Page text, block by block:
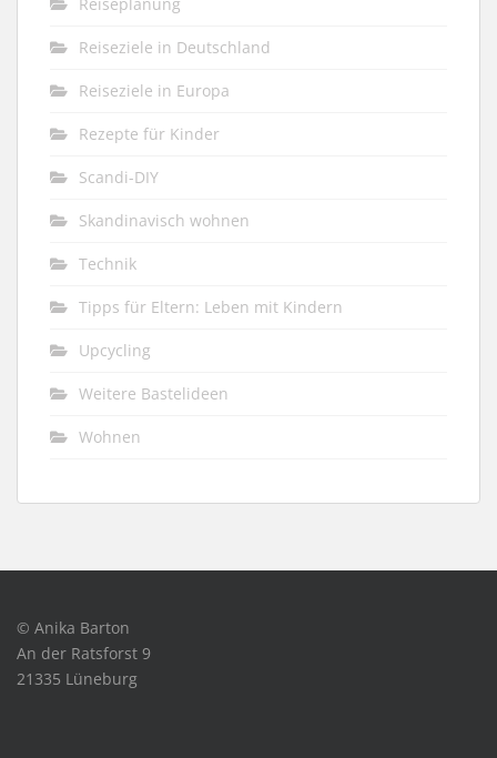
Reiseziele in Deutschland
Reiseziele in Europa
Rezepte für Kinder
Scandi-DIY
Skandinavisch wohnen
Technik
Tipps für Eltern: Leben mit Kindern
Upcycling
Weitere Bastelideen
Wohnen
© Anika Barton
An der Ratsforst 9
21335 Lüneburg